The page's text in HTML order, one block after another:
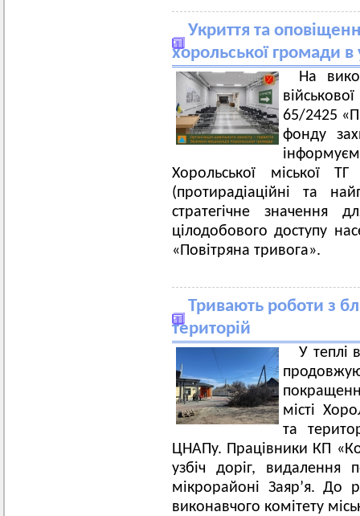
Укриття та
хорольської громади
На
65/2425
фонду
Хорольської міської
(протирадіаційні та
стратегічне значення
цілодобового доступу
«Повітряна тривога».
Тривають роботи з
територій
У теплі
місті
та
ЦНАПу. Працівники КП
узбіч доріг, видалення
мікрорайоні Заяр’я. До
виконавчого комітету